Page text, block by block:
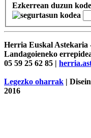
Ezkerrean duzun
Herria Euskal Astekaria
Landagoieneko
05 59 25 62 85 |
Legezko oharrak |
2016